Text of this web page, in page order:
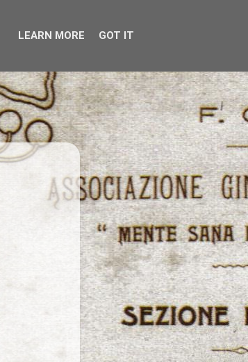
LEARN MORE GOT IT